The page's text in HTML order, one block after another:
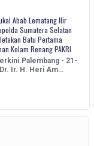
Abab Lematang Ilir
Sumatera Selatan
Batu Pertama
Kolam Renang PAKRI
- 21-
Ir. H. Heri Am…